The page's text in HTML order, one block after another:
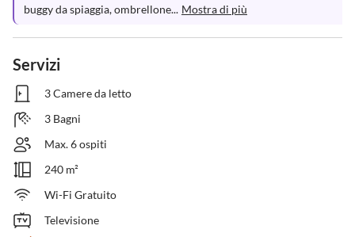
buggy da spiaggia, ombrellone... Mostra di più
Servizi
3 Camere da letto
3 Bagni
Max. 6 ospiti
240 m²
Wi-Fi Gratuito
Televisione